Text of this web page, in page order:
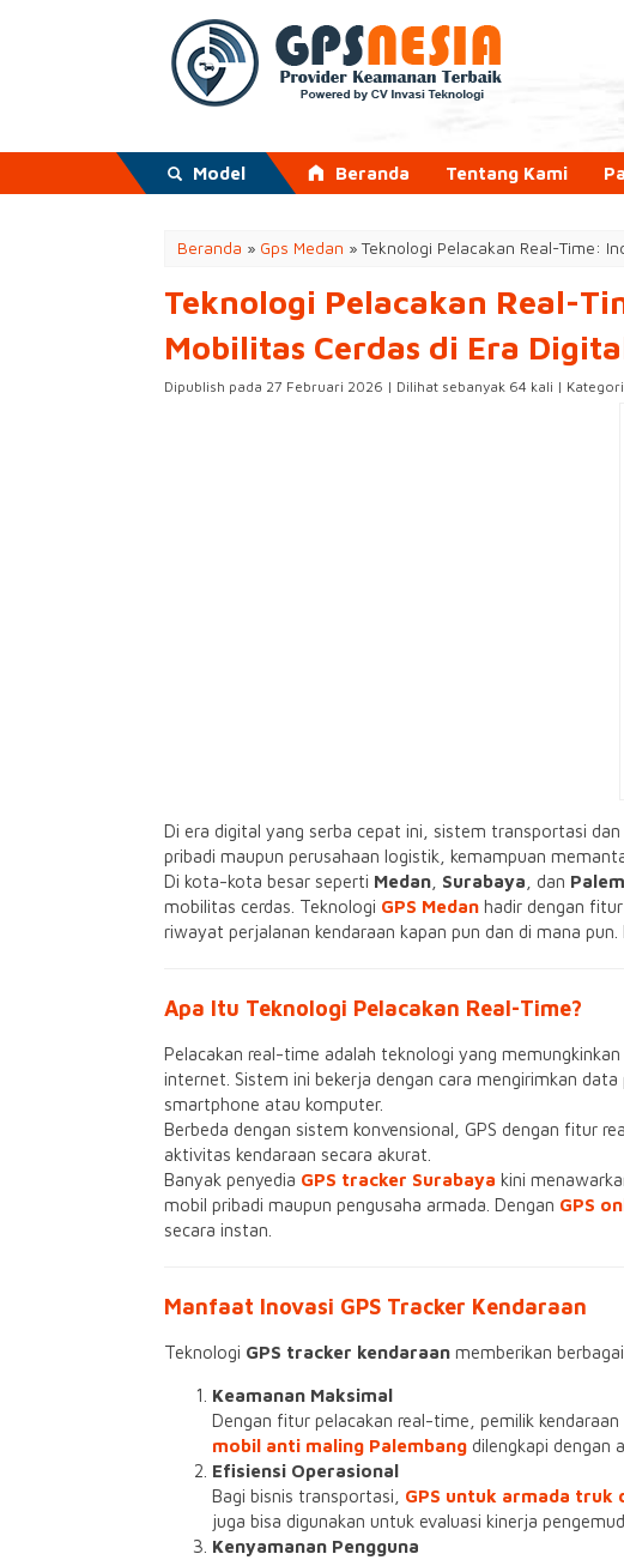
Model Beranda Tentang Kami
Beranda » Gps Medan »Teknologi Pelacakan Real-Time:
Teknologi Pelacakan Real-
Mobilitas Cerdas di Era
Dipublish pada 27 Februari 2026 | Dilihat sebanyak 64 kali |
Di era digital yang serba cepat ini, sistem transportasi
pribadi maupun perusahaan logistik, kemampuan
Di kota-kota besar seperti Medan Surabaya , dan
mobilitas cerdas. Teknologi GPS Medan hadir dengan
riwayat perjalanan kendaraan kapan pun dan di mana
Apa Itu Teknologi Pelacakan Real-Time?
Pelacakan real-time adalah teknologi yang
internet. Sistem ini bekerja dengan cara mengirimkan
smartphone atau komputer.
Berbeda dengan sistem konvensional, GPS dengan fitur
aktivitas kendaraan secara akurat.
Banyak penyedia GPS tracker Surabaya kini
mobil pribadi maupun pengusaha armada. Dengan GPS
secara instan.
Manfaat Inovasi GPS Tracker Kendaraan
Teknologi GPS tracker kendaraan memberikan
Keamanan Maksimal
Dengan fitur pelacakan real-time, pemilik
mobil anti maling Palembang dilengkapi dengan
Efisiensi Operasional
Bagi bisnis transportasi, GPS untuk armada truk
juga bisa digunakan untuk evaluasi kinerja
Kenyamanan Pengguna